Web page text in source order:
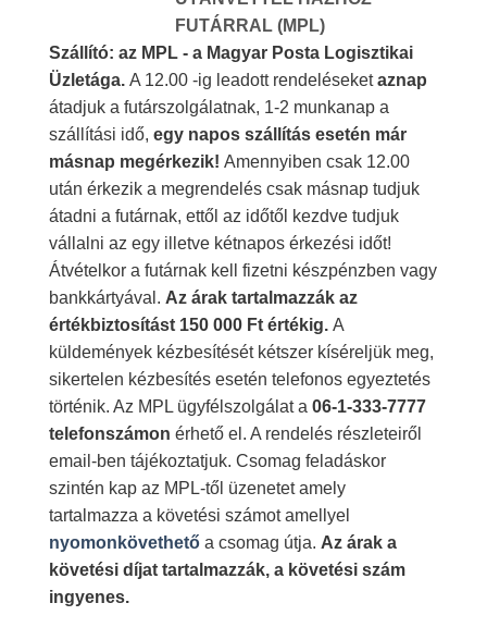
FUTÁRRAL (MPL)
Szállító: az MPL - a Magyar Posta Logisztikai
Üzletága. A 12.00 -ig leadott rendeléseketaznap
átadjuk a futárszolgálatnak, 1-2 munkanap a
szállítási idő, egy napos szállítás esetén már
másnap megérkezik! Amennyiben csak 12.00
után érkezik a megrendelés csak másnap tudjuk
átadni a futárnak, ettől az időtől kezdve tudjuk
vállalni az egy illetve kétnapos érkezési időt!
Átvételkor a futárnak kell fizetni készpénzben vagy
bankkártyával. Az árak tartalmazzák az
értékbiztosítást 150 000 Ft értékig. A
küldemények kézbesítését kétszer kíséreljük meg,
sikertelen kézbesítés esetén telefonos egyeztetés
történik. Az MPL ügyfélszolgálat a 06-1-333-7777
telefonszámon érhető el. A rendelés részleteiről
email-ben tájékoztatjuk. Csomag feladáskor
szintén kap az MPL-től üzenetet amely
tartalmazza a követési számot amellyel
nyomonkövethetőa csomag útja. Az árak a
követési díjat tartalmazzák, a követési szám
ingyenes.